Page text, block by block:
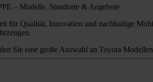
– Modelle, Standorte & Angebote
für Qualität, Innovation und nachhaltige
Sie eine große Auswahl an Toyota